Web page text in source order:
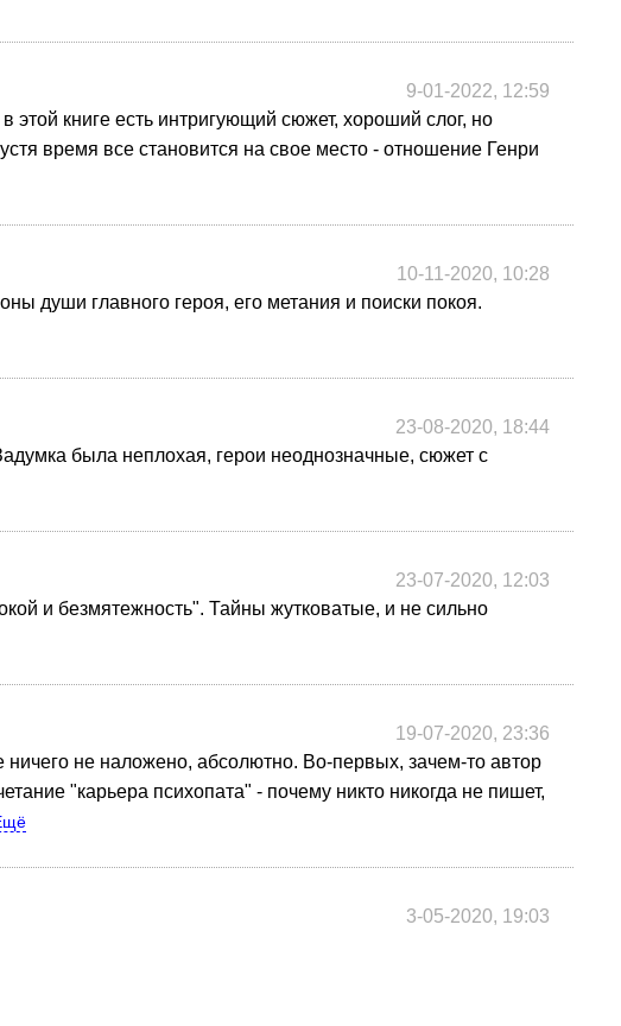
9-01-2022, 12:59
этой книге есть интригующий сюжет, хороший слог, но
время все становится на свое место - отношение Генри
10-11-2020, 10:28
души главного героя, его метания и поиски покоя.
23-08-2020, 18:44
была неплохая, герои неоднозначные, сюжет с
23-07-2020, 12:03
и безмятежность". Тайны жутковатые, и не сильно
19-07-2020, 23:36
ничего не наложено, абсолютно. Во-первых, зачем-то автор
"карьера психопата" - почему никто никогда не пишет,
3-05-2020, 19:03